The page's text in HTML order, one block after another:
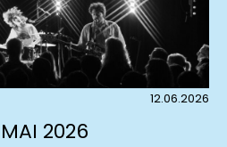
12.06.2026
MAI 2026